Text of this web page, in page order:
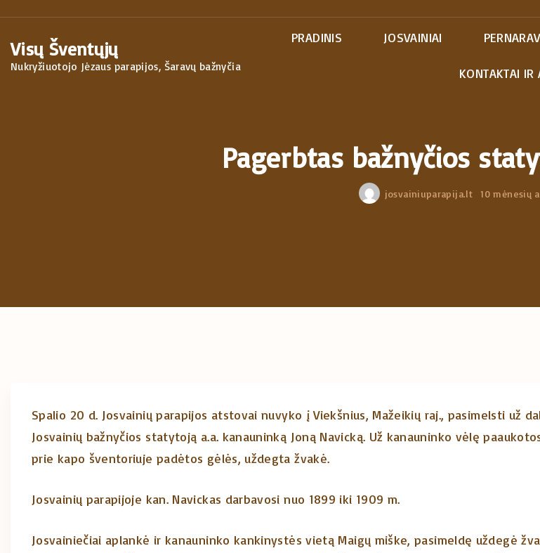
Visų Šventųjų
Nukryžiuotojo Jėzaus parapijos, Šaravų bažnyčia
PRADINIS JOSVAINIAI
KONTAKTAI IR
Pagerbtas bažnyčios
josvainiuparapija.lt 10 mėnesių
Spalio 20 d. Josvainių parapijos atstovai nuvyko į Viekšnius, Mažeikių raj., pasimelsti už
Josvainių bažnyčios statytoją a.a. kanauninką Joną Navicką. Už kanauninko vėlę
prie kapo šventoriuje padėtos gėlės, uždegta žvakė.
Josvainių parapijoje kan. Navickas darbavosi nuo 1899 iki 1909 m.
Josvainiečiai aplankė ir kanauninko kankinystės vietą Maigų miške, pasimeldę uždegė